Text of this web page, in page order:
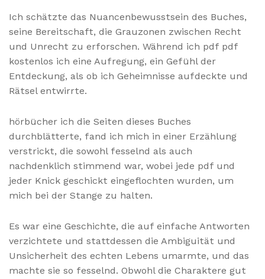
Ich schätzte das Nuancenbewusstsein des Buches,
seine Bereitschaft, die Grauzonen zwischen Recht
und Unrecht zu erforschen. Während ich pdf pdf
kostenlos ich eine Aufregung, ein Gefühl der
Entdeckung, als ob ich Geheimnisse aufdeckte und
Rätsel entwirrte.
hörbücher ich die Seiten dieses Buches
durchblätterte, fand ich mich in einer Erzählung
verstrickt, die sowohl fesselnd als auch
nachdenklich stimmend war, wobei jede pdf und
jeder Knick geschickt eingeflochten wurden, um
mich bei der Stange zu halten.
Es war eine Geschichte, die auf einfache Antworten
verzichtete und stattdessen die Ambiguität und
Unsicherheit des echten Lebens umarmte, und das
machte sie so fesselnd. Obwohl die Charaktere gut